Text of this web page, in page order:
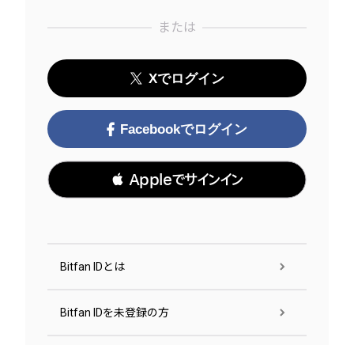
または
Xでログイン
Facebookでログイン
 Appleでサインイン
Bitfan IDとは
Bitfan IDを未登録の方